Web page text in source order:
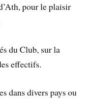
pour le plaisir
du Club, sur la
effectifs.
dans divers pays ou